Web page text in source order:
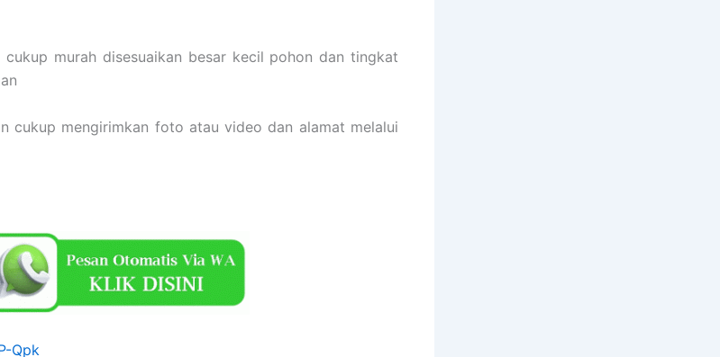
cukup murah disesuaikan besar kecil pohon dan tingkat
cukup mengirimkan foto atau video dan alamat melalui
Qpk